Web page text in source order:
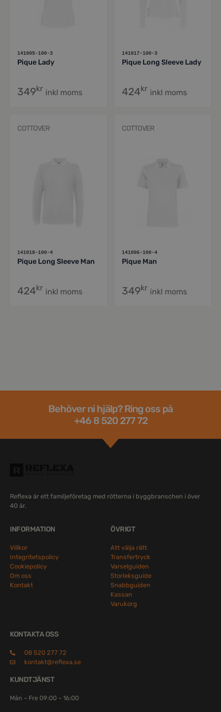
141005-100-3
Pique Lady
349kr inkl moms
141017-100-3
Pique Long Sleeve Lady
424kr inkl moms
COTTOVER
141018-100-4
Pique Long Sleeve Man
424kr inkl moms
COTTOVER
141006-100-4
Pique Man
349kr inkl moms
Behöver ni hjälp? Ring oss på
+46 8 520 277 72
Reflexa är ett familjeföretag med rötterna i byggbranschen i över
40 år.
INFORMATION
Villkor
Integritetspolicy
Cookiepolicy
Om oss
Kontakt
ÖVRIGT
Att välja rätt
Transfertryck
Varselguiden
Storleksguide
Snabbguiden
Kassan
Varukorg
KONTAKTA OSS
08 520 277 72
kontakt@reflexa.se
KUNDTJÄNST
Mån – Fre 09:00 – 16:00